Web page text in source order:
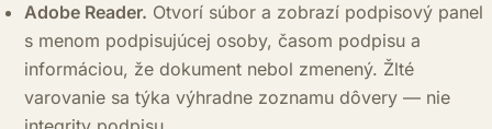
Adobe Reader. Otvorí súbor a zobrazí podpisový panel
s menom podpisujúcej osoby, časom podpisu a
informáciou, že dokument nebol zmenený. Žlté
varovanie sa týka výhradne zoznamu dôvery — nie